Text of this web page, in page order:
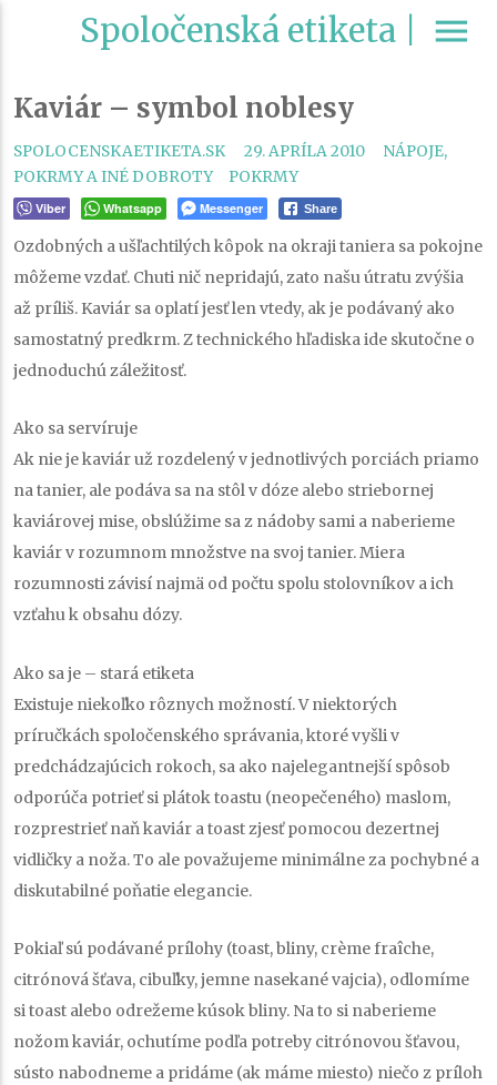
Spoločenská etiketa | menu
Kaviár – symbol noblesy
SPOLOCENSKAETIKETA.SK 29. APRÍLA 2010 CATEGORIES
NÁPOJE,
POKRMY A INÉ DOBROTY
TAGS
POKRMY
Viber Whatsapp Messenger Share
Ozdobných a ušľachtilých kôpok na okraji taniera sa pokojne
môžeme vzdať. Chuti nič nepridajú, zato našu útratu zvýšia
až príliš. Kaviár sa oplatí jesť len vtedy, ak je podávaný ako
samostatný predkrm. Z technického hľadiska ide skutočne o
jednoduchú záležitosť.
Ako sa servíruje
Ak nie je kaviár už rozdelený v jednotlivých porciách priamo
na tanier, ale podáva sa na stôl v dóze alebo striebornej
kaviárovej mise, obslúžime sa z nádoby sami a naberieme
kaviár v rozumnom množstve na svoj tanier. Miera
rozumnosti závisí najmä od počtu spolu stolovníkov a ich
vzťahu k obsahu dózy.
Ako sa je – stará etiketa
Existuje niekoľko rôznych možností. V niektorých
príručkách spoločenského správania, ktoré vyšli v
predchádzajúcich rokoch, sa ako najelegantnejší spôsob
odporúča potrieť si plátok toastu (neopečeného) maslom,
rozprestrieť naň kaviár a toast zjesť pomocou dezertnej
vidličky a noža. To ale považujeme minimálne za pochybné a
diskutabilné poňatie elegancie.
Pokiaľ sú podávané prílohy (toast, bliny, crème fraîche,
citrónová šťava, cibuľky, jemne nasekané vajcia), odlomíme
si toast alebo odrežeme kúsok bliny. Na to si naberieme
nožom kaviár, ochutíme podľa potreby citrónovou šťavou,
sústo nabodneme a pridáme (ak máme miesto) niečo z príloh